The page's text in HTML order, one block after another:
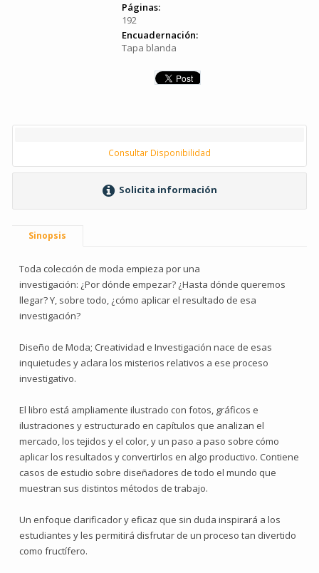
Páginas:
192
Encuadernación:
Tapa blanda
Consultar Disponibilidad
Solicita información
Sinopsis
Toda colección de moda empieza por una
investigación: ¿Por dónde empezar? ¿Hasta dónde queremos
llegar? Y, sobre todo, ¿cómo aplicar el resultado de esa
investigación?
Diseño de Moda; Creatividad e Investigación nace de esas
inquietudes y aclara los misterios relativos a ese proceso
investigativo.
El libro está ampliamente ilustrado con fotos, gráficos e
ilustraciones y estructurado en capítulos que analizan el
mercado, los tejidos y el color, y un paso a paso sobre cómo
aplicar los resultados y convertirlos en algo productivo. Contiene
casos de estudio sobre diseñadores de todo el mundo que
muestran sus distintos métodos de trabajo.
Un enfoque clarificador y eficaz que sin duda inspirará a los
estudiantes y les permitirá disfrutar de un proceso tan divertido
como fructífero.